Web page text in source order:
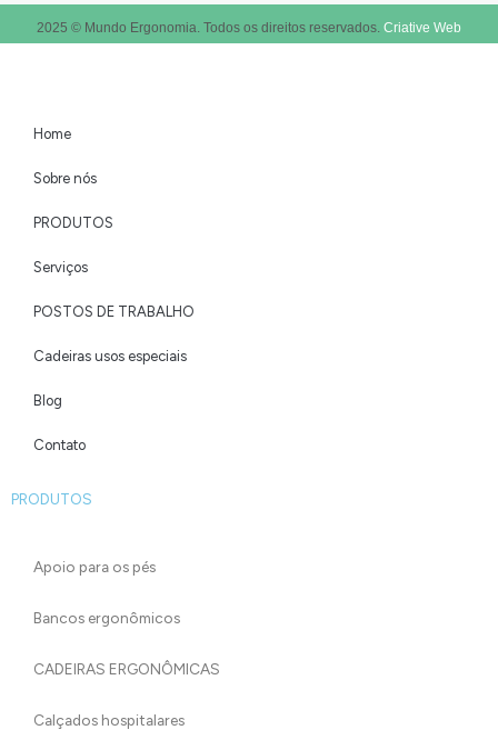
2025 © Mundo Ergonomia. Todos os direitos reservados. Criative Web
Home
Sobre nós
PRODUTOS
Serviços
POSTOS DE TRABALHO
Cadeiras usos especiais
Blog
Contato
PRODUTOS
Apoio para os pés
Bancos ergonômicos
CADEIRAS ERGONÔMICAS
Calçados hospitalares